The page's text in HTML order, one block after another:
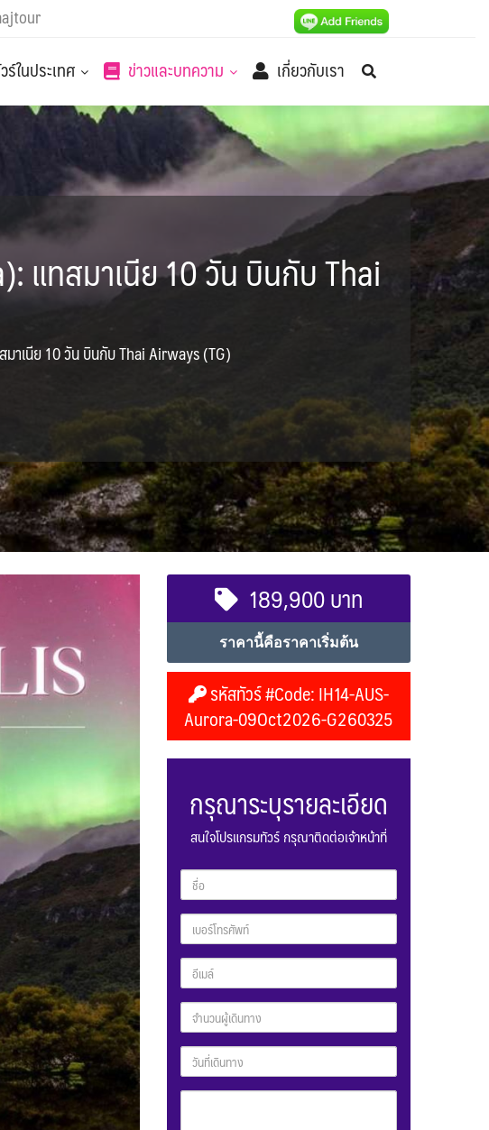
ร์ในประเทศ ข่าวและบทความ เกี่ยวกับเรา
แทสมาเนีย 10 วัน บินกับ Thai
าเนีย 10 วัน บินกับ Thai Airways (TG)
189,900 บาท
ราคานี้คือราคาเริ่มต้น
รหัสทัวร์ #Code: IH14-AUS-
Aurora-09Oct2026-G260325
กรุณาระบุรายละเอียด
สนใจโปรแกรมทัวร์ กรุณาติดต่อเจ้าหน้าที่